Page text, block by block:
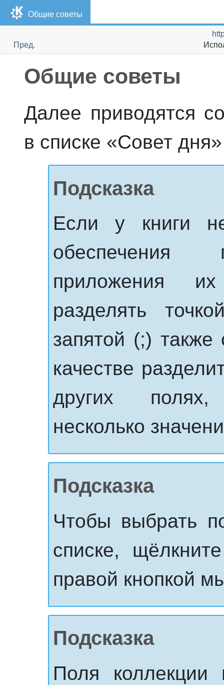
Общие советы
Пред.
Общие советы
Далее приводятся
в списке «Совет
Подсказка
Если у книги
обеспечения
приложения
разделять
запятой (;) также
качестве
других
несколько
Подсказка
Чтобы выбрать
списке,
правой кнопкой
Подсказка
Поля коллекции